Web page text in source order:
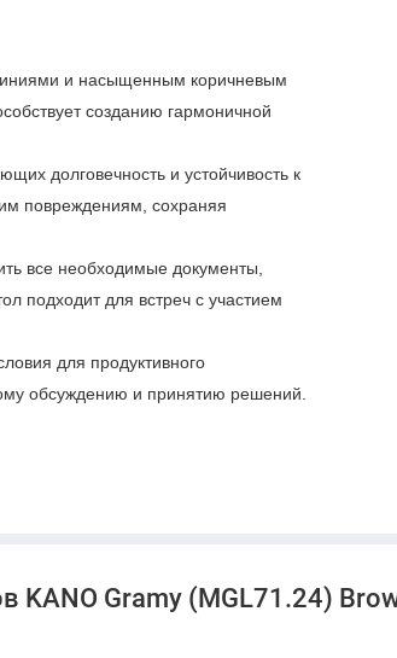
и насыщенным коричневым
созданию гармоничной
долговечность и устойчивость к
повреждениям, сохраняя
все необходимые документы,
подходит для встреч с участием
для продуктивного
обсуждению и принятию решений.
KANO Gramy (MGL71.24)